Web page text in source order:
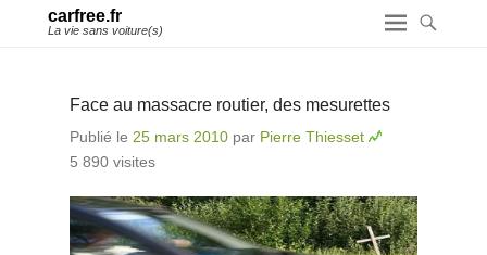
carfree.fr
La vie sans voiture(s)
Face au massacre routier, des mesurettes
Publié le 25 mars 2010 par Pierre Thiesset
5 890 visites